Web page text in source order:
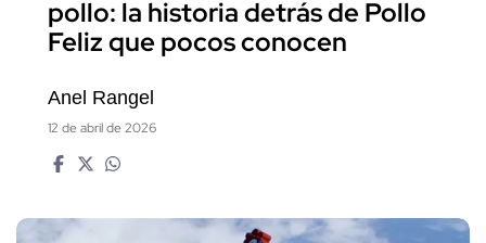
pollo: la historia detrás de Pollo
Feliz que pocos conocen
Anel Rangel
12 de abril de 2026